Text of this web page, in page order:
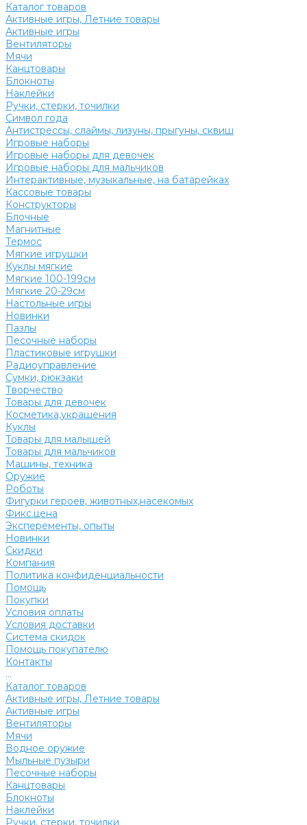
Каталог товаров
Активные игры, Летние товары
Активные игры
Вентиляторы
Мячи
Канцтовары
Блокноты
Наклейки
Ручки, стерки, точилки
Символ года
Антистрессы, слаймы, лизуны, прыгуны, сквиш
Игровые наборы
Игровые наборы для девочек
Игровые наборы для мальчиков
Интерактивные, музыкальные, на батарейках
Кассовые товары
Конструкторы
Блочные
Магнитные
Термос
Мягкие игрушки
Куклы мягкие
Мягкие 100-199см
Мягкие 20-29см
Настольные игры
Новинки
Пазлы
Песочные наборы
Пластиковые игрушки
Радиоуправление
Сумки, рюкзаки
Творчество
Товары для девочек
Косметика,украшения
Куклы
Товары для малышей
Товары для мальчиков
Машины, техника
Оружие
Роботы
Фигурки героев, животных,насекомых
Фикс.цена
Эксперементы, опыты
Новинки
Скидки
Компания
Политика конфиденциальности
Помощь
Покупки
Условия оплаты
Условия доставки
Система скидок
Помощь покупателю
Контакты
...
Каталог товаров
Активные игры, Летние товары
Активные игры
Вентиляторы
Мячи
Водное оружие
Мыльные пузыри
Песочные наборы
Канцтовары
Блокноты
Наклейки
Ручки, стерки, точилки